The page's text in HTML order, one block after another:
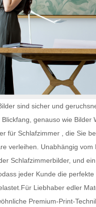
sind sicher und
genauso wie Bilder
für Schlafzimmer , die Sie
verleihen. Unabhängig vom
Schlafzimmerbilder, und
jeder Kunde die
Liebhaber edler
Premium-Print-